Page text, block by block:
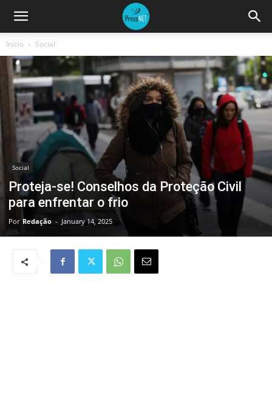
Início Social
Social
Proteja-se! Conselhos da Proteção Civil
para enfrentar o frio
Por Redação - January 14, 2025